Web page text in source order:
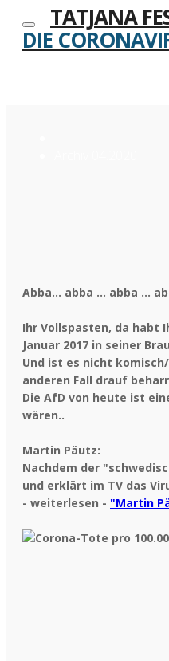
TATJANA
DIE
Abba... abba ... abba ...
Ihr Vollspasten, da habt
Januar 2017 in seiner
Und ist es nicht
anderen Fall drauf
Die AfD von heute ist
wären..
Martin Päutz:
Nachdem der
und erklärt im TV das
- weiterlesen - "Martin